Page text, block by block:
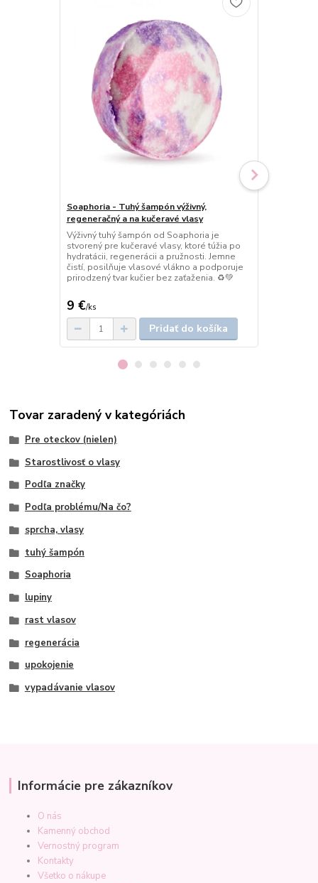
Soaphoria - Tuhý šampón výživný,
regeneračný a na kučeravé vlasy
Výživný tuhý šampón od Soaphoria je
stvorený pre kučeravé vlasy, ktoré túžia po
hydratácii, regenerácii a pružnosti. Jemne
čistí, posilňuje vlasové vlákno a podporuje
prirodzený tvar kučier bez zaťaženia. ♻️💚
9 €/ks
Pridať do košíka
Tovar zaradený v kategóriách
Pre oteckov (nielen)
Starostlivosť o vlasy
Podľa značky
Podľa problému/Na čo?
sprcha, vlasy
tuhý šampón
Soaphoria
lupiny
rast vlasov
regenerácia
upokojenie
vypadávanie vlasov
Informácie pre zákazníkov
O nás
Kamenný obchod
Vernostný program
Kontakty
Všetko o nákupe